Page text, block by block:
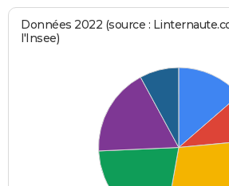
Données 2022 (source :
l'Insee)